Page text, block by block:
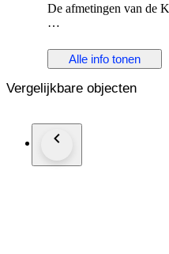
De afmetingen van de
bij de productie van
Alle info tonen
Vergelijkbare objecten